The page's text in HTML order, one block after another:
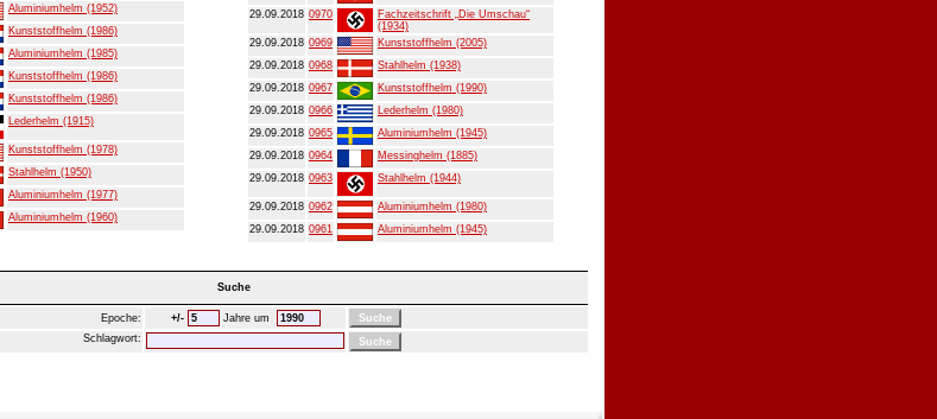
Aluminiumhelm (1952)
Kunststoffhelm (1986)
Aluminiumhelm (1985)
Kunststoffhelm (1986)
Kunststoffhelm (1986)
Lederhelm (1915)
Kunststoffhelm (1978)
Stahlhelm (1950)
Aluminiumhelm (1977)
Aluminiumhelm (1960)
29.09.2018 0970
Fachzeitschrift „Die Umschau“
(1934)
29.09.2018 0969
Kunststoffhelm (2005)
29.09.2018 0968
Stahlhelm (1938)
29.09.2018 0967
Kunststoffhelm (1990)
29.09.2018 0966
Lederhelm (1980)
29.09.2018 0965
Aluminiumhelm (1945)
29.09.2018 0964
Messinghelm (1885)
29.09.2018 0963 Stahlhelm (1944)
29.09.2018 0962
Aluminiumhelm (1980)
29.09.2018 0961 Aluminiumhelm (1945)
Suche
Epoche: +/-
Jahre um
Schlagwort: